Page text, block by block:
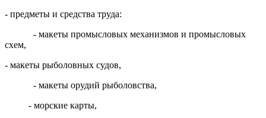
- предметы и средства труда:
- макеты промысловых механизмов и промысловых
схем,
- макеты рыболовных судов,
- макеты орудий рыболовства,
- морские карты,